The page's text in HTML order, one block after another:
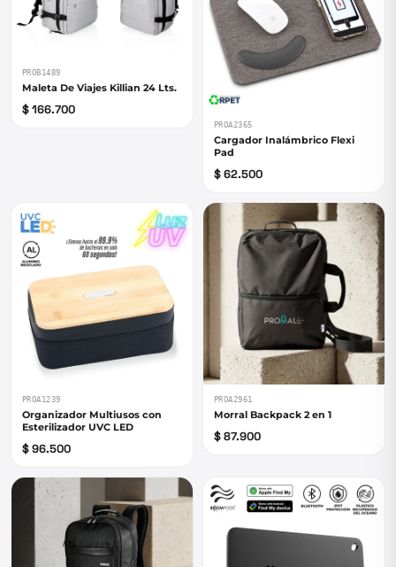
PROB1489
Maleta De Viajes Killian 24 Lts.
$ 166.700
PROA2365
Cargador Inalámbrico Flexi
Pad
$ 62.500
PROA1239
Organizador Multiusos con
Esterilizador UVC LED
$ 96.500
PROA2961
Morral Backpack 2 en 1
$ 87.900